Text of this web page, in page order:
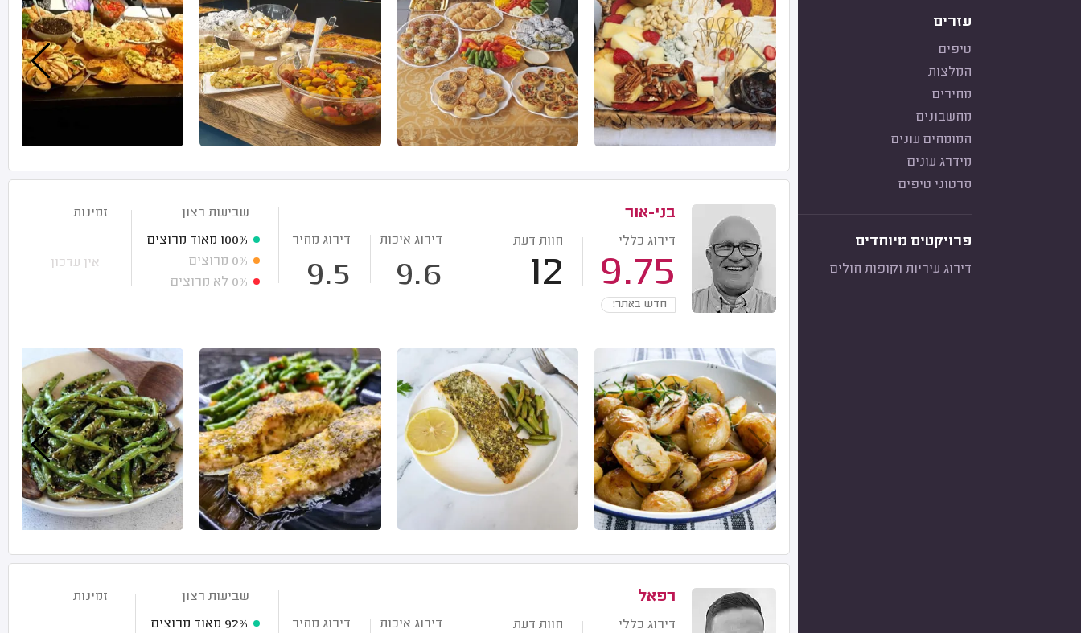
עזרים
טיפים
המלצות
מחירים
מחשבונים
המומחים עונים
מידרג עונים
סרטוני טיפים
פרויקטים מיוחדים
דירוג עיריות וקופות חולים
בני-אור
דירוג כללי
9.75
חוות דעת
12
דירוג איכות
9.6
דירוג מחיר
9.5
חדש באתר!
שביעות רצון
100% מאוד מרוצים
0% מרוצים
0% לא מרוצים
זמינות
אין עדכון
רפאל
דירוג כללי חוות דעת דירוג איכות דירוג מחיר
שביעות רצון
92% מאוד מרוצים
זמינות